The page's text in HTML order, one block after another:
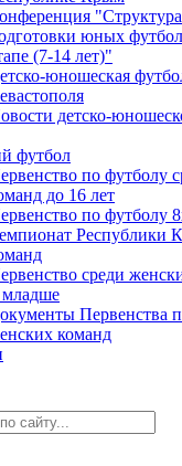
юных
(7-14 лет)"
юношеская
детско-
футбол
по футболу
до 16 лет
по футболу
Республики
среди
Первенства
команд